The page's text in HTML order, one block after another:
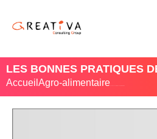
LES BONNES PRATIQUES
Accueil Agro-alimentaire